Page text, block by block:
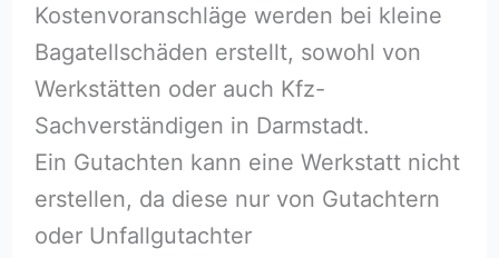
Kostenvoranschläge werden bei kleine
Bagatellschäden erstellt, sowohl von
Werkstätten oder auch Kfz-
Sachverständigen in Darmstadt.
Ein Gutachten kann eine Werkstatt nicht
erstellen, da diese nur von Gutachtern
oder Unfallgutachter